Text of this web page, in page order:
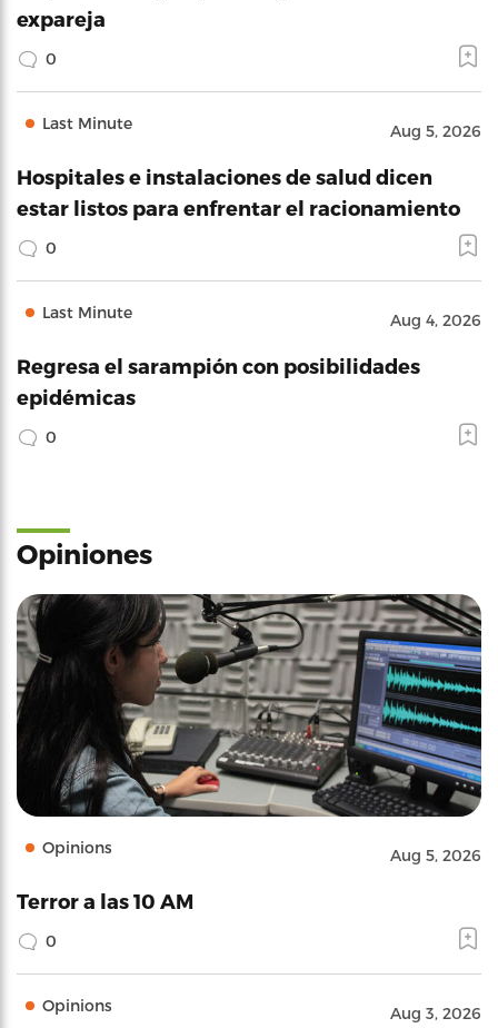
expareja
0
Last Minute Aug 5, 2026
Hospitales e instalaciones de salud dicen
estar listos para enfrentar el racionamiento
0
Last Minute Aug 4, 2026
Regresa el sarampión con posibilidades
epidémicas
0
Opiniones
Opinions Aug 5, 2026
Terror a las 10 AM
0
Opinions Aug 3, 2026